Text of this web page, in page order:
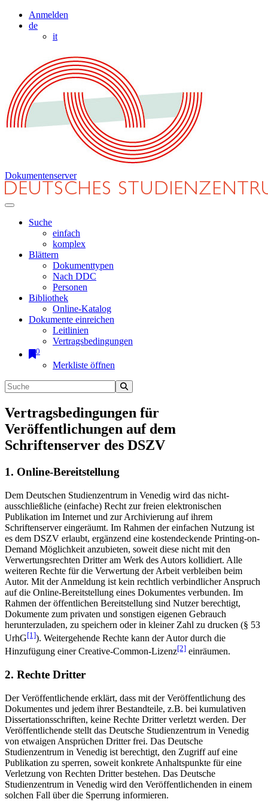
Anmelden
de
it
Dokumentenserver
Suche
einfach
komplex
Blättern
Dokumenttypen
Nach DDC
Personen
Bibliothek
Online-Katalog
Dokumente einreichen
Leitlinien
Vertragsbedingungen
0
Merkliste öffnen
Vertragsbedingungen für
Veröffentlichungen auf dem
Schriftenserver des DSZV
1. Online-Bereitstellung
Dem Deutschen Studienzentrum in Venedig wird das nicht-
ausschließliche (einfache) Recht zur freien elektronischen
Publikation im Internet und zur Archivierung auf ihrem
Schriftenserver eingeräumt. Im Rahmen der einfachen Nutzung ist
es dem DSZV erlaubt, ergänzend eine kostendeckende Printing-on-
Demand Möglichkeit anzubieten, soweit diese nicht mit den
Verwertungsrechten Dritter am Werk des Autors kollidiert. Alle
weiteren Rechte für die Verwertung der Arbeit verbleiben beim
Autor. Mit der Anmeldung ist kein rechtlich verbindlicher Anspruch
auf die Online-Bereitstellung eines Dokumentes verbunden. Im
Rahmen der öffentlichen Bereitstellung sind Nutzer berechtigt,
Dokumente zum privaten und sonstigen eigenen Gebrauch
herunterzuladen, zu speichern oder in kleiner Zahl zu drucken (§ 53
UrhG[1]). Weitergehende Rechte kann der Autor durch die
Hinzufügung einer Creative-Common-Lizenz[2] einräumen.
2. Rechte Dritter
Der Veröffentlichende erklärt, dass mit der Veröffentlichung des
Dokumentes und jedem ihrer Bestandteile, z.B. bei kumulativen
Dissertationsschriften, keine Rechte Dritter verletzt werden. Der
Veröffentlichende stellt das Deutsche Studienzentrum in Venedig
von etwaigen Ansprüchen Dritter frei. Das Deutsche
Studienzentrum in Venedig ist berechtigt, den Zugriff auf eine
Publikation zu sperren, soweit konkrete Anhaltspunkte für eine
Verletzung von Rechten Dritter bestehen. Das Deutsche
Studienzentrum in Venedig wird den Veröffentlichenden in einem
solchen Fall über die Sperrung informieren.